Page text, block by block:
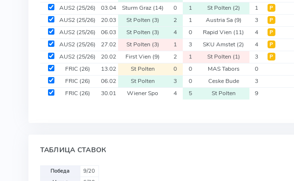
AUS2 (25/26) 03.04 Sturm Graz (14) 0 1 St Polten (2) 1 Р
AUS2 (25/26) 20.03 St Polten (3) 2 1 Austria Sa (9) 3 Р
AUS2 (25/26) 06.03 St Polten (3) 4 0 Rapid Vien (11) 4 Р
AUS2 (25/26) 27.02 St Polten (3) 1 3 SKU Amstet (2) 4 Р
AUS2 (25/26) 20.02 First Vien (9) 2 1 St Polten (1) 3 Р
FRIC (26) 13.02 St Polten 0 0 MAS Tabors 0
FRIC (26) 06.02 St Polten 3 0 Ceske Bude 3
FRIC (26) 30.01 Wiener Spo 4 5 St Polten 9
ТАБЛИЦА СТАВОК
Победа
9/20